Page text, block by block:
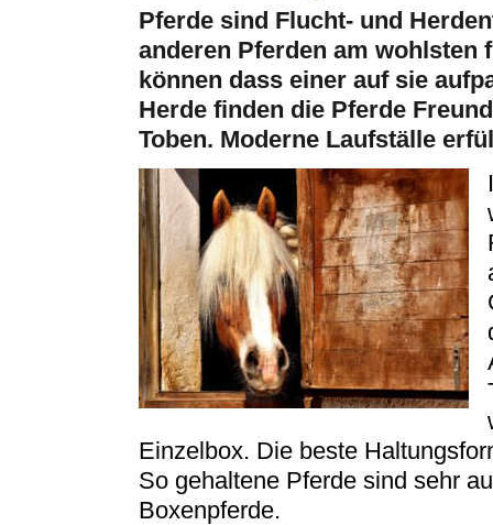
Pferde sind Flucht- und
anderen Pferden am wohlsten
können dass einer auf sie
Herde finden die Pferde
Toben. Moderne Laufställe
Einzelbox. Die beste
So gehaltene Pferde sind sehr
Boxenpferde.